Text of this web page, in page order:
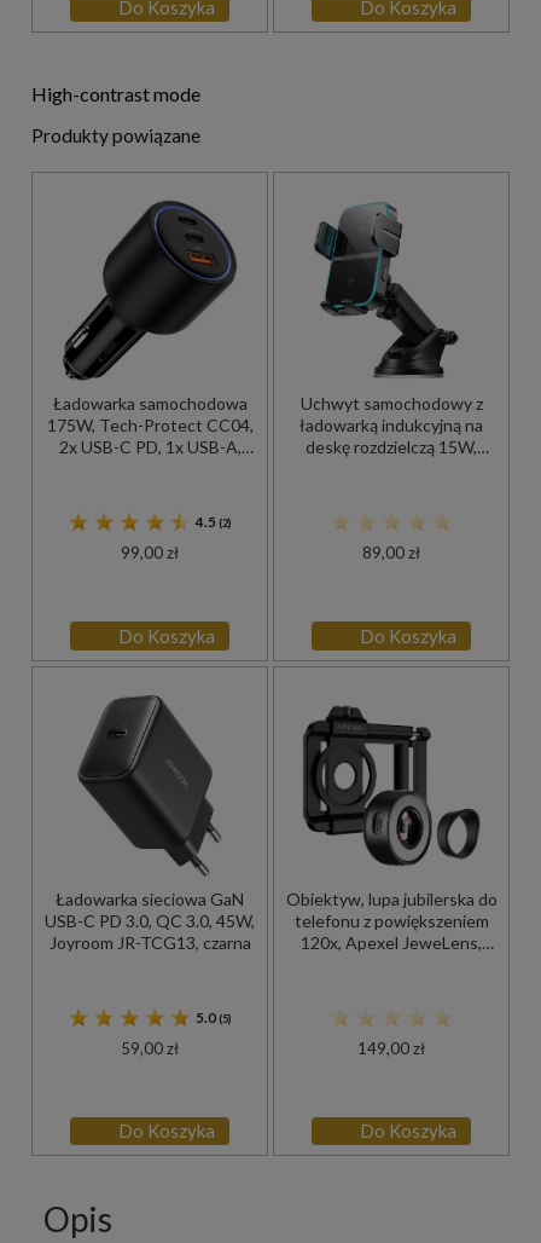
Do Koszyka Do Koszyka
High-contrast mode
Produkty powiązane
Ładowarka samochodowa
175W, Tech-Protect CC04,
2x USB-C PD, 1x USB-A,
4.5 (2)
99,00 zł
Do Koszyka
Uchwyt samochodowy z
ładowarką indukcyjną na
deskę rozdzielczą 15W,
89,00 zł
Do Koszyka
Ładowarka sieciowa GaN
USB-C PD 3.0, QC 3.0, 45W,
Joyroom JR-TCG13, czarna
5.0 (5)
59,00 zł
Do Koszyka
Obiektyw, lupa jubilerska do
telefonu z powiększeniem
120x, Apexel JeweLens,
149,00 zł
Do Koszyka
Opis